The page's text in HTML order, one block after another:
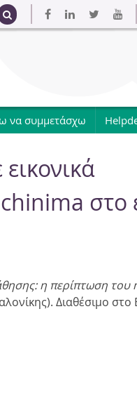
να συμμετάσχω
στο
η περίπτωση
). Διαθέσιμο στο